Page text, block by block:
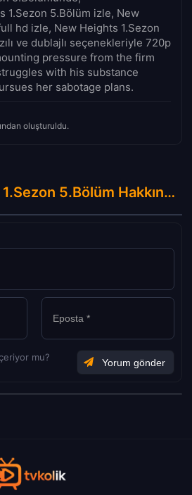
1.Sezon 5.Bölüm izle, New
hd izle, New Heights 1.Sezon
ve dublajlı seçenekleriyle 720p
pressure from the firm
with his substance
her sabotage plans.
oluşturuldu.
New Heights : 1.Sezon 5.Bölüm Hakkında Yorumlar
mu?